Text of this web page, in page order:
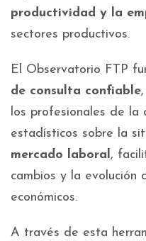
productividad y la
sectores productivos.
El Observatorio FTP
de consulta confiable
los profesionales de la
estadísticos sobre la
mercado laboral,
cambios y la evolución
económicos.
A través de esta